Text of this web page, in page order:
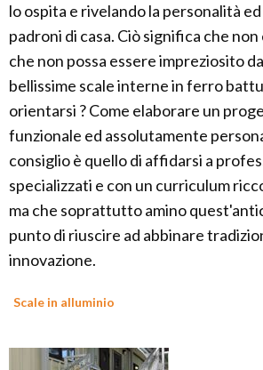
lo ospita e rivelando la personalità
padroni di casa. Ciò significa che
che non possa essere impreziosito
bellissime scale interne in ferro
orientarsi ? Come elaborare un
funzionale ed assolutamente
consiglio è quello di affidarsi a
specializzati e con un curriculum
ma che soprattutto amino
punto di riuscire ad abbinare
innovazione.
Scale in alluminio